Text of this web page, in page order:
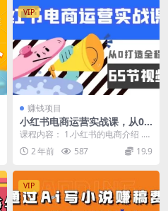
VIP
赚钱项目
小红书电商运营实战课，从0
打造全程实操（65节视频课）
课程内容： 1.小红书的电商介绍 .m
p4 2.小红书的开店流程,mp4 3.小...
2 年前 587 19.9
VIP